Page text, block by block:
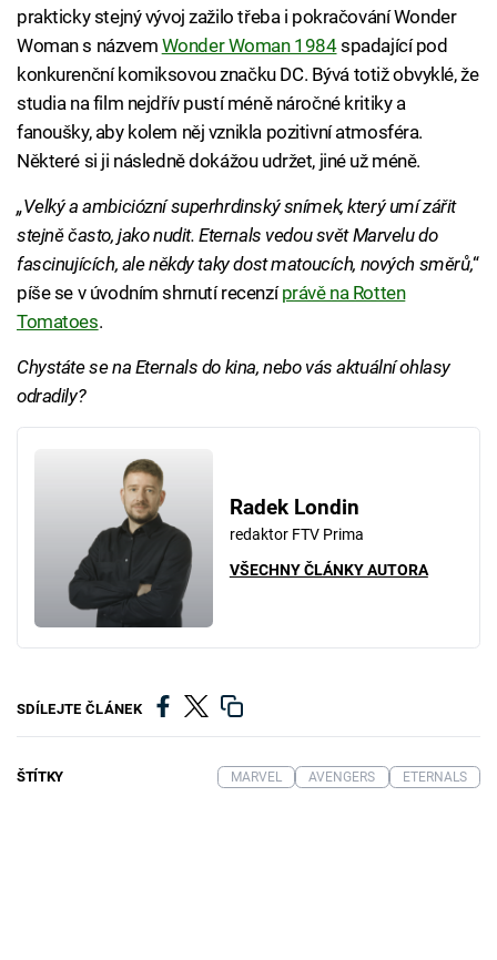
prakticky stejný vývoj zažilo třeba i pokračování Wonder
Woman s názvem Wonder Woman 1984spadající pod
konkurenční komiksovou značku DC. Bývá totiž obvyklé, že
studia na film nejdřív pustí méně náročné kritiky a
fanoušky, aby kolem něj vznikla pozitivní atmosféra.
Některé si ji následně dokážou udržet, jiné už méně.
„Velký a ambiciózní superhrdinský snímek, který umí zářit
stejně často, jako nudit. Eternals vedou svět Marvelu do
fascinujících, ale někdy taky dost matoucích, nových směrů,“
píše se v úvodním shrnutí recenzíprávě na Rotten
Tomatoes.
Chystáte se na Eternals do kina, nebo vás aktuální ohlasy
odradily?
Radek Londin
redaktor FTV Prima
VŠECHNY ČLÁNKY AUTORA
SDÍLEJTE ČLÁNEK
ŠTÍTKY MARVEL AVENGERS ETERNALS